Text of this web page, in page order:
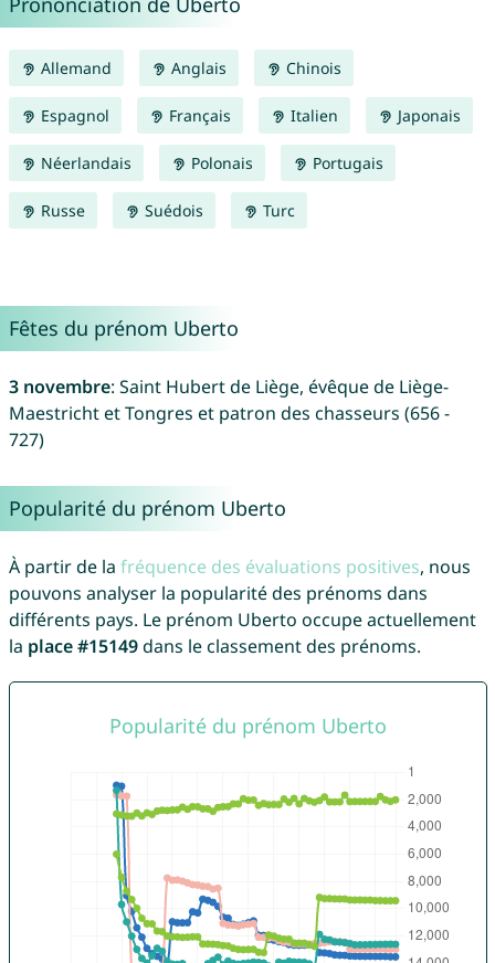
Allemand Anglais Chinois
Espagnol Français Italien Japonais
Néerlandais Polonais Portugais
Russe Suédois Turc
Fêtes du prénom Uberto
3 novembre: Saint Hubert de Liège, évêque de Liège-
Maestricht et Tongres et patron des chasseurs (656 -
727)
Popularité du prénom Uberto
À partir de la fréquence des évaluations positives, nous
pouvons analyser la popularité des prénoms dans
différents pays. Le prénom Uberto occupe actuellement
la place #15149dans le classement des prénoms.